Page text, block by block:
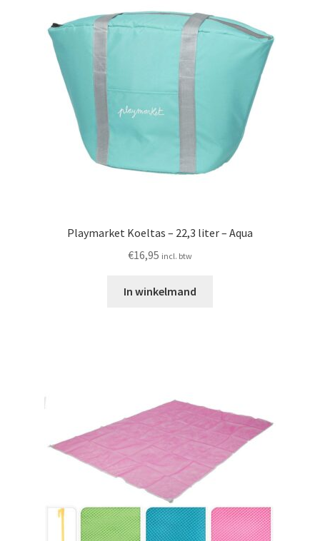
Playmarket Koeltas – 22,3 liter – Aqua
€16,95 incl. btw
In winkelmand